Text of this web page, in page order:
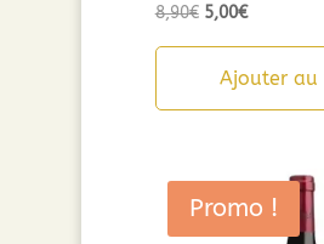
8,90€ Le
initial
était :
5,00€Le
actuel
Ajouter au
Promo !